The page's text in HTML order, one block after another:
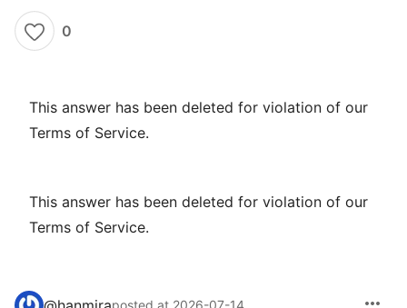
0
This answer has been deleted for violation of our
Terms of Service.
This answer has been deleted for violation of our
Terms of Service.
posted at 2026-07-14